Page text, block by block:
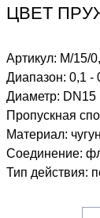
ЦВЕТ
Артикул: M/15/
Диапазон: 0,1 -
Диаметр:
Пропускная
Материал: чугун
Соединение:
Тип действия: